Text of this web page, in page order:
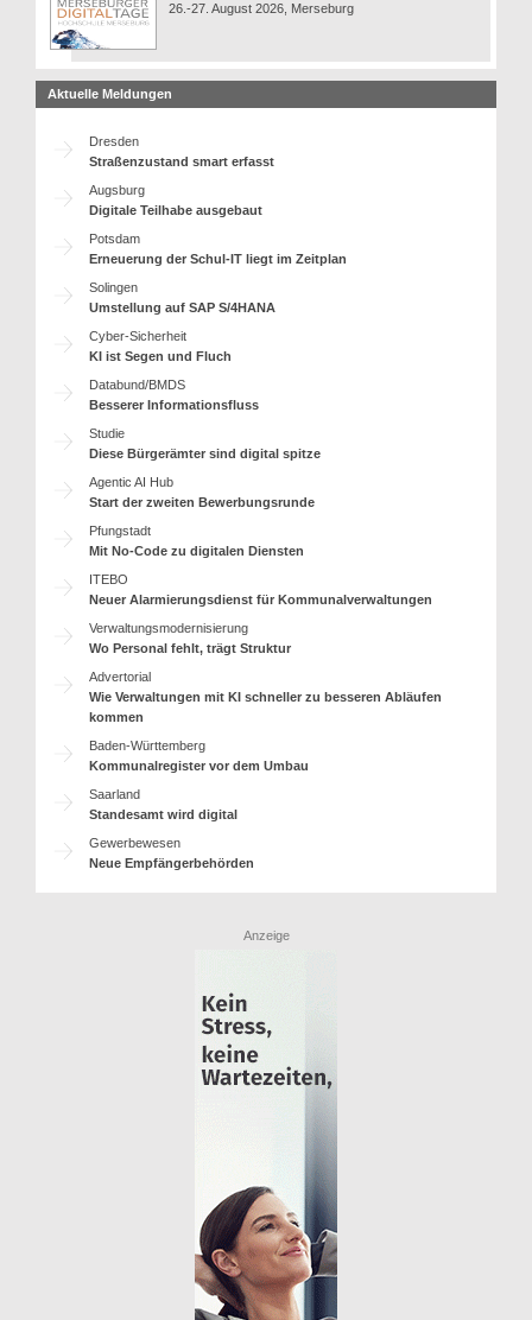
26.-27. August 2026, Merseburg
Aktuelle Meldungen
Dresden
Straßenzustand smart erfasst
Augsburg
Digitale Teilhabe ausgebaut
Potsdam
Erneuerung der Schul-IT liegt im Zeitplan
Solingen
Umstellung auf SAP S/4HANA
Cyber-Sicherheit
KI ist Segen und Fluch
Databund/BMDS
Besserer Informationsfluss
Studie
Diese Bürgerämter sind digital spitze
Agentic AI Hub
Start der zweiten Bewerbungsrunde
Pfungstadt
Mit No-Code zu digitalen Diensten
ITEBO
Neuer Alarmierungsdienst für Kommunalverwaltungen
Verwaltungsmodernisierung
Wo Personal fehlt, trägt Struktur
Advertorial
Wie Verwaltungen mit KI schneller zu besseren Abläufen
kommen
Baden-Württemberg
Kommunalregister vor dem Umbau
Saarland
Standesamt wird digital
Gewerbewesen
Neue Empfängerbehörden
Anzeige